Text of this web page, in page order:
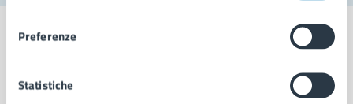
Preferenze
StatisticheComune di Napoli